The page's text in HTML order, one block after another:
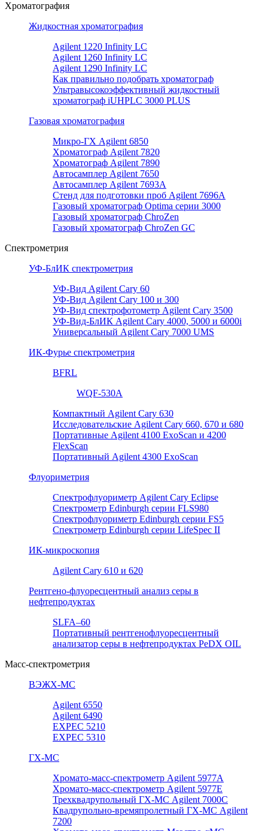
Хроматография
Жидкостная хроматография
Agilent 1220 Infinity LC
Agilent 1260 Infinity LC
Agilent 1290 Infinity LC
Как правильно подобрать хроматограф
Ультравысокоэффективный жидкостный
хроматограф iUHPLC 3000 PLUS
Газовая хроматография
Микро-ГХ Agilent 6850
Хроматограф Agilent 7820
Хроматограф Agilent 7890
Автосамплер Agilent 7650
Автосамплер Agilent 7693A
Стенд для подготовки проб Agilent 7696А
Газовый хроматограф Optima серии 3000
Газовый хроматограф ChroZen
Газовый хроматограф ChroZen GC
Спектрометрия
УФ-БлИК спектрометрия
УФ-Вид Agilent Cary 60
УФ-Вид Agilent Cary 100 и 300
УФ-Вид спектрофотометр Agilent Cary 3500
УФ-Вид-БлИК Agilent Cary 4000, 5000 и 6000i
Универсальный Agilent Cary 7000 UMS
ИК-Фурье спектрометрия
BFRL
WQF-530A
Компактный Agilent Cary 630
Исследовательские Agilent Cary 660, 670 и 680
Портативные Agilent 4100 ExoScan и 4200
FlexScan
Портативный Agilent 4300 ExoScan
Флуориметрия
Спектрофлуориметр Agilent Cary Eclipse
Спектрометр Edinburgh серии FLS980
Спектрофлуориметр Edinburgh серии FS5
Спектрометр Edinburgh серии LifeSpec II
ИК-микроскопия
Agilent Cary 610 и 620
Рентгено-флуоресцентный анализ серы в
нефтепродуктах
SLFA–60
Портативный рентгенофлуоресцентный
анализатор серы в нефтепродуктах PeDX OIL
Масс-спектрометрия
ВЭЖХ-МС
Agilent 6550
Agilent 6490
EXPEC 5210
EXPEC 5310
ГХ-МС
Хромато-масс-спектрометр Agilent 5977А
Хромато-масс-спектрометр Agilent 5977E
Трехквадрупольный ГХ-МС Agilent 7000C
Квадрупольно-времяпролетный ГХ-МС Agilent
7200